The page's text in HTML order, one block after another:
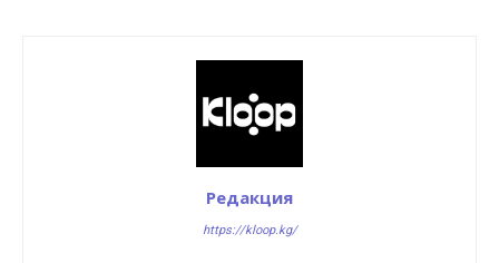
Редакция
https://kloop.kg/